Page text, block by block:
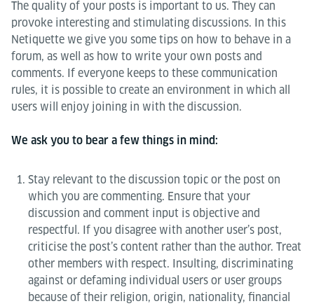
The quality of your posts is important to us. They can
provoke interesting and stimulating discussions. In this
Netiquette we give you some tips on how to behave in a
forum, as well as how to write your own posts and
comments. If everyone keeps to these communication
rules, it is possible to create an environment in which all
users will enjoy joining in with the discussion.
We ask you to bear a few things in mind:
Stay relevant to the discussion topic or the post on
which you are commenting. Ensure that your
discussion and comment input is objective and
respectful. If you disagree with another user’s post,
criticise the post’s content rather than the author. Treat
other members with respect. Insulting, discriminating
against or defaming individual users or user groups
because of their religion, origin, nationality, financial